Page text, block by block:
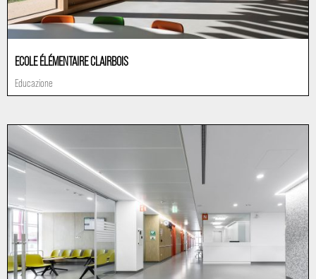
ECOLE ÉLÉMENTAIRE CLAIRBOIS
Educazione